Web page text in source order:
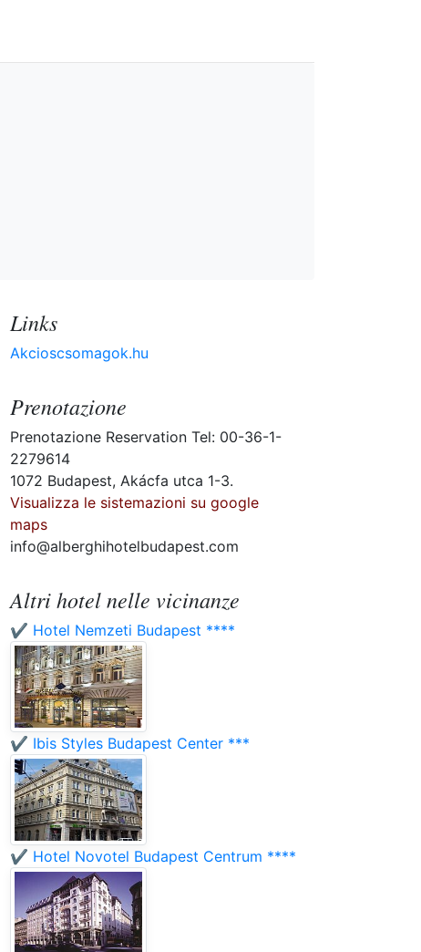
Links
Akcioscsomagok.hu
Prenotazione
Prenotazione Reservation Tel: 00-36-1-
2279614
1072 Budapest, Akácfa utca 1-3.
Visualizza le sistemazioni su google
maps
info@alberghihotelbudapest.com
Altri hotel nelle vicinanze
✔️ Hotel Nemzeti Budapest ****
✔️ Ibis Styles Budapest Center ***
✔️ Hotel Novotel Budapest Centrum ****